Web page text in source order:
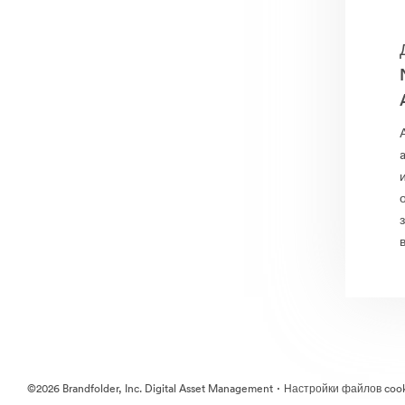
©2026 Brandfolder, Inc. Digital Asset Management · Настройки файлов